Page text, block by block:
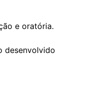
e oratória.
desenvolvido